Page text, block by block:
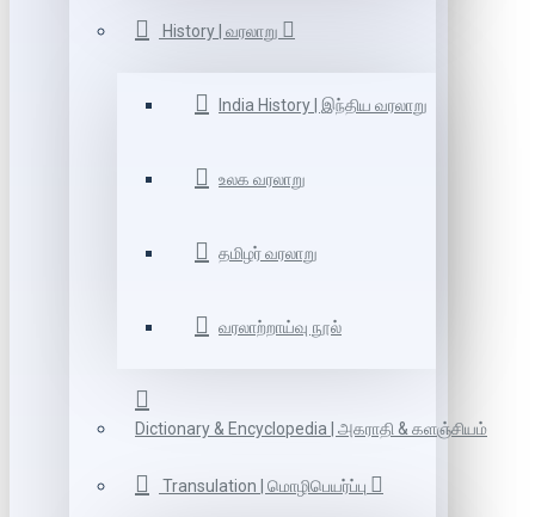
History | வரலாறு
India History | இந்திய வரலாறு
உலக வரலாறு
தமிழர் வரலாறு
வரலாற்றாய்வு நூல்
Dictionary & Encyclopedia | அகராதி & களஞ்சியம்
Transulation | மொழிபெயர்ப்பு